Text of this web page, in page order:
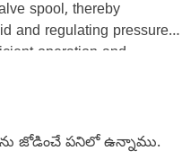
spool, thereby
and regulating pressure
operation and
to the overall reliability
జోడించే పనిలో ఉన్నాము.